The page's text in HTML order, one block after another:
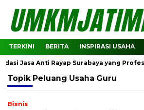
TERKINI BERITA INSPIRASI USAHA
Jasa Anti Rayap Surabaya yang
Topik Peluang Usaha Guru
Bisnis